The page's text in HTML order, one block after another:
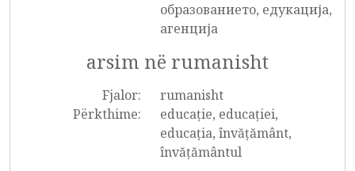
образованието, едукација,
агенција
arsim në rumanisht
Fjalor:
rumanisht
Përkthime:
educație, educației,
educația, învățământ,
învățământul